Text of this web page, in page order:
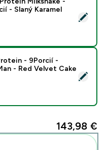
Whey Protein
- Slaný Karamel
Origin Protein - 9Porcií
- 9Porcií -
- Red Velvet Cake
143,98 €‎